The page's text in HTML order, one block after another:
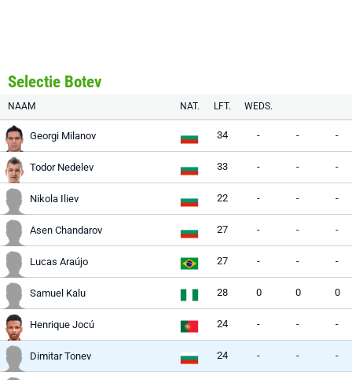
Selectie Botev
NAAM NAT. LFT. WEDS.
Georgi Milanov 34 - - -
Todor Nedelev 33 - - -
Nikola Iliev 22 - - -
Asen Chandarov 27 - - -
Lucas Araújo 27 - - -
Samuel Kalu 28 0 0 0
Henrique Jocú 24 - - -
Dimitar Tonev 24 - - -